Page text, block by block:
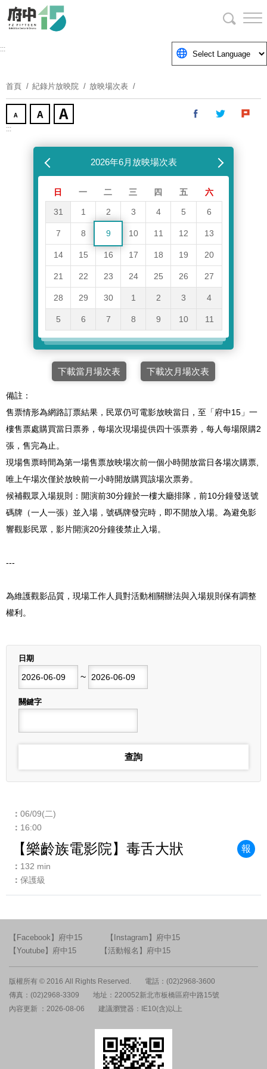
要
塊
:::
首頁 紀錄片放映院 放映場次表
:::
2026年6月放映場次表下個月
日 一 二 三 四 五 六
31 1 2 3 4 5 6
7 8 9 10 11 12 13
14 15 16 17 18 19 20
21 22 23 24 25 26 27
28 29 30 1 2 3 4
5 6 7 8 9 10 11
下載當月場次表 下載次月場次表
備註：
售票情形為網路訂票結果，民眾仍可電影放映當日，至「府中15」一
樓售票處購買當日票券，每場次現場提供四十張票劵，每人每場限購2
張，售完為止。
現場售票時間為第一場售票放映場次前一個小時開放當日各場次購票,
唯上午場次僅於放映前一小時開放購買該場次票劵。
候補觀眾入場規則：開演前30分鐘於一樓大廳排隊，前10分鐘發送號
碼牌（一人一張）並入場，號碼牌發完時，即不開放入場。為避免影
響觀影民眾，影片開演20分鐘後禁止入場。
---
為維護觀影品質，現場工作人員對活動相關辦法與入場規則保有調整
權利。
日期
~
結束日期
關鍵字
06/09(二)
16:00
【樂齡族電影院】毒舌大狀 報
132 min
保護級
【Facebook】府中15
【Instagram】府中15
【Youtube】府中15
【活動報名】府中15
版權所有 © 2016 All Rights Reserved.
電話：(02)2968-3600
傳真：(02)2968-3309
地址：220052新北市板橋區府中路15號
內容更新 ：2026-08-06
建議瀏覽器：IE10(含)以上